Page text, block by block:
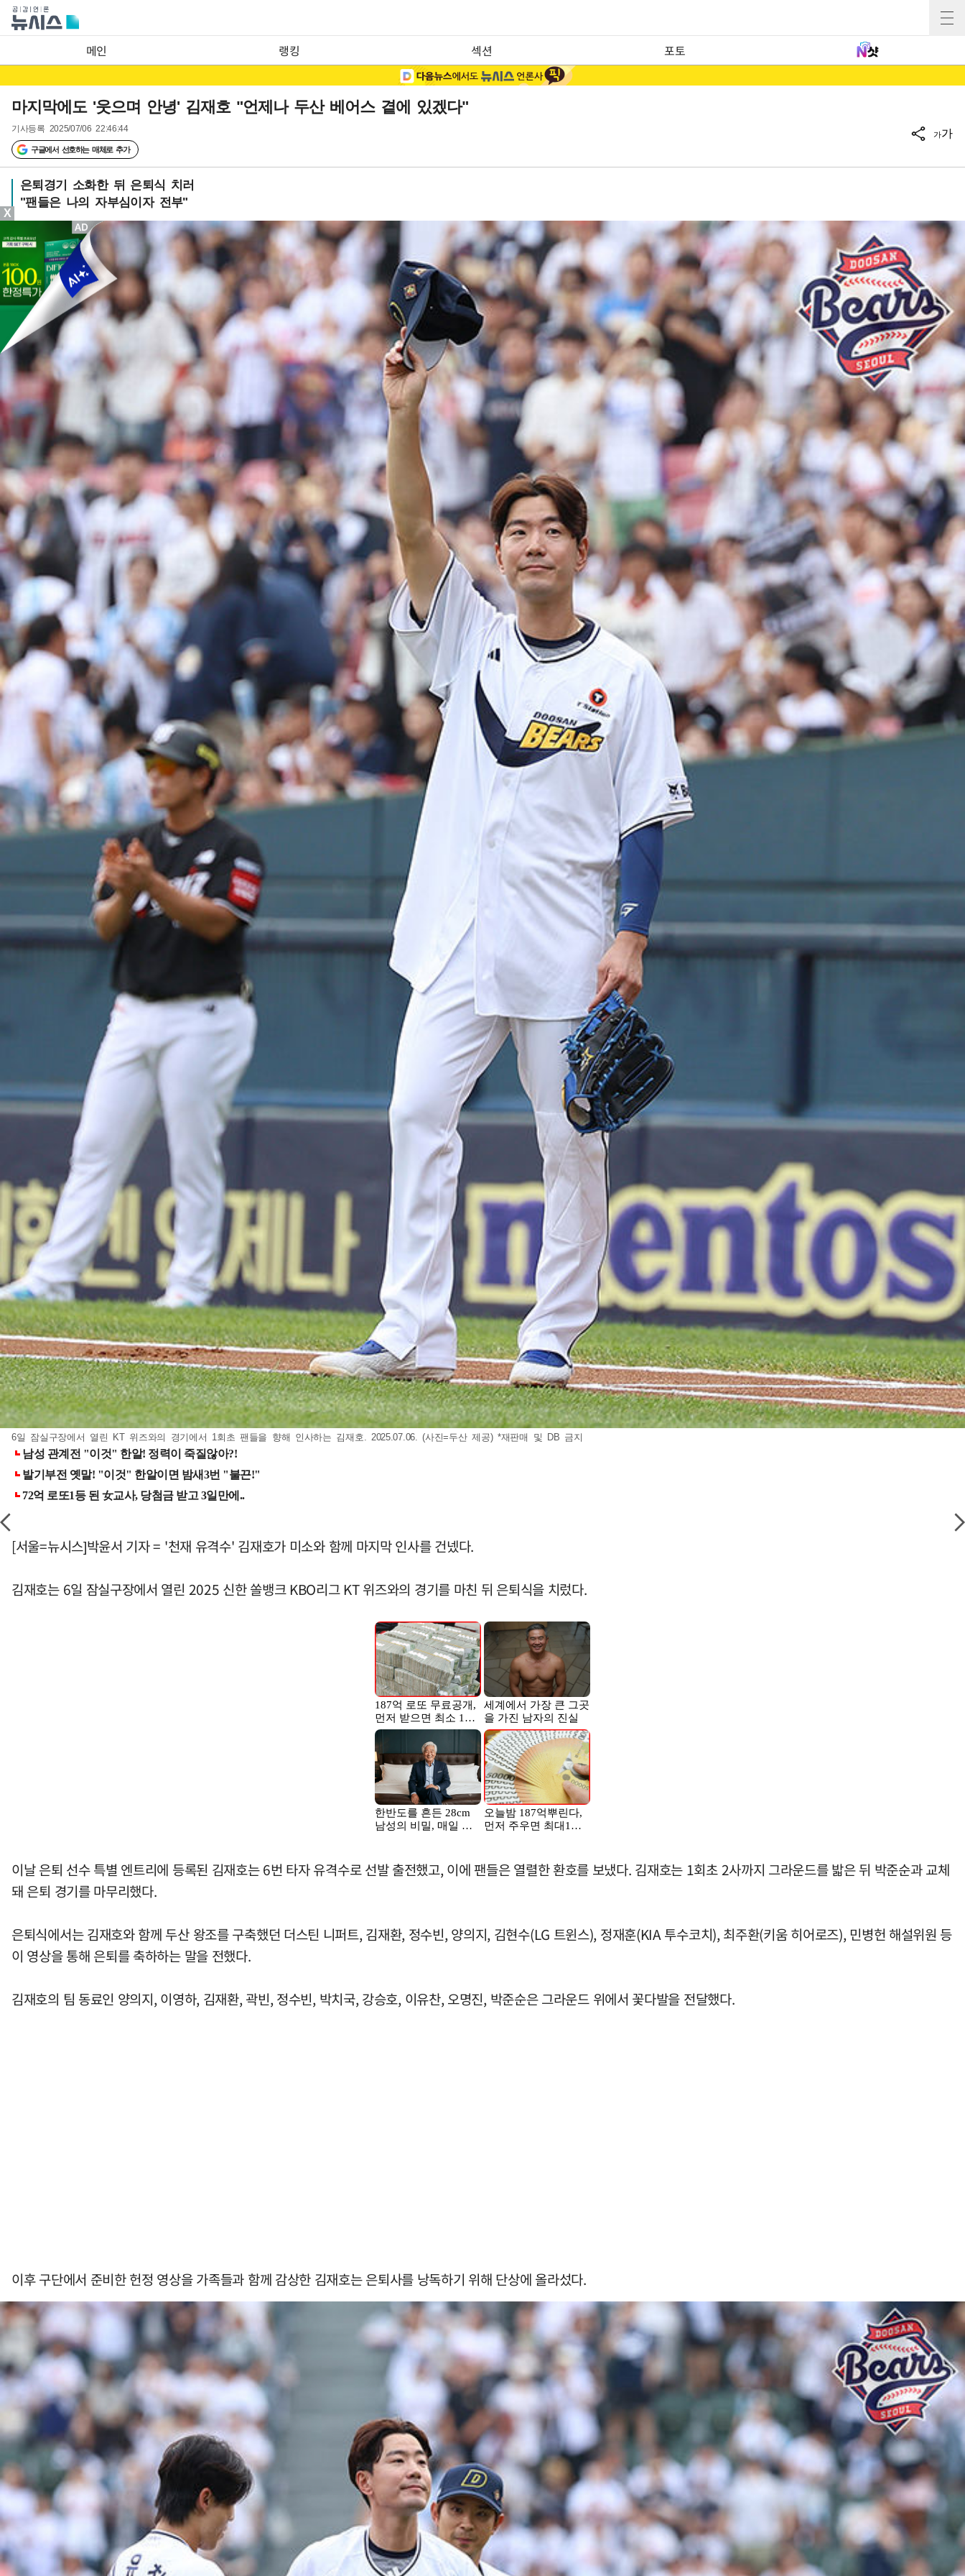
메인 랭킹 섹션 포토
마지막에도 '웃으며 안녕' 김재호 "언제나 두산 베어스 곁에 있겠다"
기사등록 2025/07/06 22:46:44
구글에서 선호하는 매체로 추가
가가
은퇴경기 소화한 뒤 은퇴식 치러
"팬들은 나의 자부심이자 전부"
6일 잠실구장에서 열린 KT 위즈와의 경기에서 1회초 팬들을 향해 인사하는 김재호. 2025.07.06. (사진=두산 제공) *재판매 및 DB 금지
[서울=뉴시스]박윤서 기자 = '천재 유격수' 김재호가 미소와 함께 마지막 인사를 건넸다.
김재호는 6일 잠실구장에서 열린 2025 신한 쏠뱅크 KBO리그 KT 위즈와의 경기를 마친 뒤 은퇴식을 치렀다.
이날 은퇴 선수 특별 엔트리에 등록된 김재호는 6번 타자 유격수로 선발 출전했고, 이에 팬들은 열렬한 환호를 보냈다. 김재호는 1회초 2사까지 그라운드를 밟은 뒤 박준순과 교체
돼 은퇴 경기를 마무리했다.
은퇴식에서는 김재호와 함께 두산 왕조를 구축했던 더스틴 니퍼트, 김재환, 정수빈, 양의지, 김현수(LG 트윈스), 정재훈(KIA 투수코치), 최주환(키움 히어로즈), 민병헌 해설위원 등
이 영상을 통해 은퇴를 축하하는 말을 전했다.
김재호의 팀 동료인 양의지, 이영하, 김재환, 곽빈, 정수빈, 박치국, 강승호, 이유찬, 오명진, 박준순은 그라운드 위에서 꽃다발을 전달했다.
이후 구단에서 준비한 헌정 영상을 가족들과 함께 감상한 김재호는 은퇴사를 낭독하기 위해 단상에 올라섰다.
X